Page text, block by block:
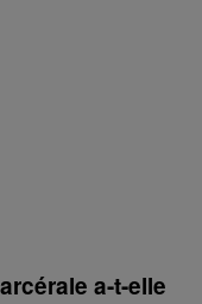
a-t-elle